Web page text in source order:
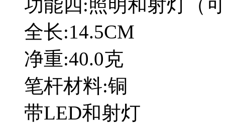
功能四:照明和射灯（
全长:14.5CM
净重:40.0克
笔杆材料:铜
带LED和射灯